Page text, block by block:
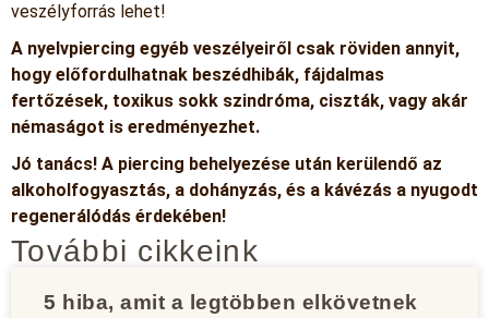
veszélyforrás lehet!
A nyelvpiercing egyéb veszélyeiről csak röviden annyit,
hogy előfordulhatnak beszédhibák, fájdalmas
fertőzések, toxikus sokk szindróma, ciszták, vagy akár
némaságot is eredményezhet.
Jó tanács! A piercing behelyezése után kerülendő az
alkoholfogyasztás, a dohányzás, és a kávézás a nyugodt
regenerálódás érdekében!
További cikkeink
5 hiba, amit a legtöbben elkövetnek